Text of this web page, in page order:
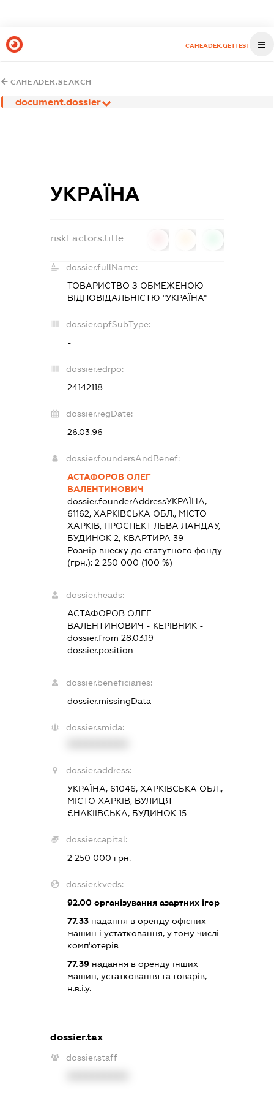
CAHEADER.GETTEST
CAHEADER.SEARCH
document.dossier
УКРАЇНА
riskFactors.title
dossier.fullName:
ТОВАРИСТВО З ОБМЕЖЕНОЮ
ВІДПОВІДАЛЬНІСТЮ "УКРАЇНА"
dossier.opfSubType:
-
dossier.edrpo:
24142118
dossier.regDate:
26.03.96
dossier.foundersAndBenef:
АСТАФОРОВ ОЛЕГ
ВАЛЕНТИНОВИЧ
dossier.founderAddressУКРАЇНА,
61162, ХАРКІВСЬКА ОБЛ., МІСТО
ХАРКІВ, ПРОСПЕКТ ЛЬВА ЛАНДАУ,
БУДИНОК 2, КВАРТИРА 39
Розмір внеску до статутного фонду
(грн.):2 250 000 (100 %)
dossier.heads:
АСТАФОРОВ ОЛЕГ
ВАЛЕНТИНОВИЧ - КЕРІВНИК -
dossier.from 28.03.19
dossier.position -
dossier.beneficiaries:
dossier.missingData
dossier.smida:
dossier.address:
УКРАЇНА, 61046, ХАРКІВСЬКА ОБЛ.,
МІСТО ХАРКІВ, ВУЛИЦЯ
ЄНАКІЇВСЬКА, БУДИНОК 15
dossier.capital:
2 250 000 грн.
dossier.kveds:
92.00 організування азартних ігор
77.33 надання в оренду офісних
машин і устатковання, у тому числі
комп'ютерів
77.39 надання в оренду інших
машин, устатковання та товарів,
н.в.і.у.
dossier.tax
dossier.staff